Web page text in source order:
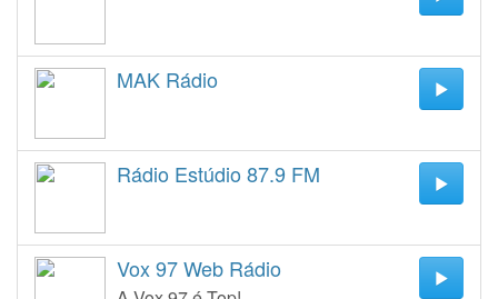
MAK Rádio
Rádio Estúdio 87.9 FM
Vox 97 Web Rádio